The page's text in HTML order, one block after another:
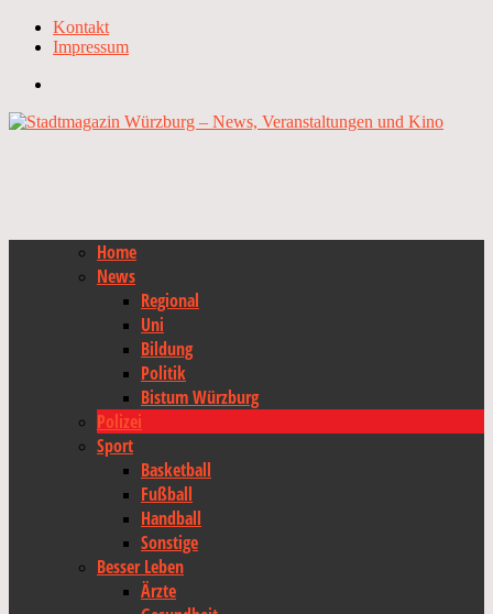
Kontakt
Impressum
Home
News
Regional
Uni
Bildung
Politik
Bistum Würzburg
Polizei
Sport
Basketball
Fußball
Handball
Sonstige
Besser Leben
Ärzte